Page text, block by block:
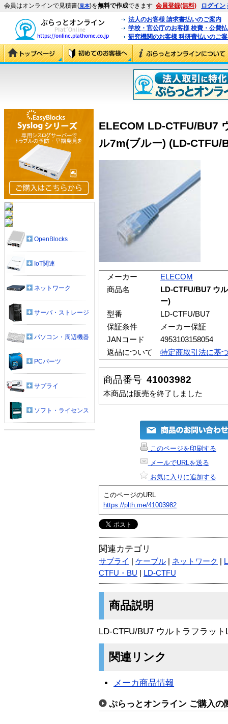
会員はオンラインで見積書(見本)を無料で作成できます 会員登録(無料) ログイン
法人のお客様 請求書払いのご案内
学校・官公庁のお客様 校費・公費
研究機関のお客様 科研費払いのご
ELECOM LD-CTFU/BU7
ル7m(ブルー) (LD-CTFU/
メーカー
ELECOM
商品名
LD-CTFU/BU7 ウ
ー)
型番
LD-CTFU/BU7
保証条件
メーカー保証
JANコード
4953103158054
返品について
特定商取引法に基
商品番号 41003982
本商品は販売を終了しました
このページを印刷する
メールでURLを送る
お気に入りに追加する
このページのURL
https://plth.me/41003982
関連カテゴリ
サプライ ケーブル ネットワーク
CTFU・BU
LD-CTFU
商品説明
LD-CTFU/BU7 ウルトラフラッ
関連リンク
メーカ商品情報
ぷらっとオンライン ご購入の
OpenBlocks
IoT関連
ネットワーク
サーバ・ストレージ
パソコン・周辺機器
PCパーツ
サプライ
ソフト・ライセンス